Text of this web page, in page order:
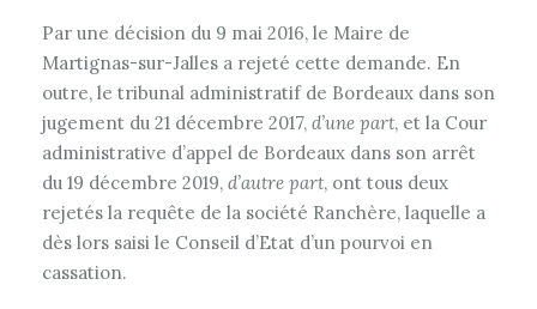
Par une décision du 9 mai 2016, le Maire de
Martignas-sur-Jalles a rejeté cette demande. En
outre, le tribunal administratif de Bordeaux dans son
jugement du 21 décembre 2017, d’une part, et la Cour
administrative d’appel de Bordeaux dans son arrêt
du 19 décembre 2019, d’autre part, ont tous deux
rejetés la requête de la société Ranchère, laquelle a
dès lors saisi le Conseil d’Etat d’un pourvoi en
cassation.